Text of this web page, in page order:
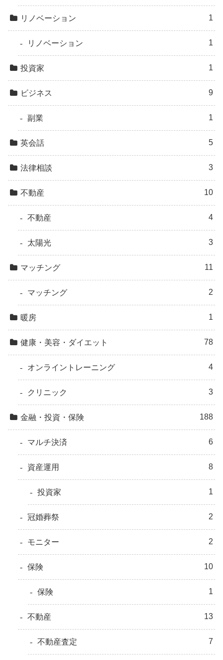
リノベーション 1
リノベーション 1
投資家 1
ビジネス 9
副業 1
英会話 5
法律相談 3
不動産 10
不動産 4
太陽光 3
マッチング 11
マッチング 2
暖房 1
健康・美容・ダイエット 78
オンライントレーニング 4
クリニック 3
金融・投資・保険 188
マルチ決済 6
資産運用 8
投資家 1
冠婚葬祭 2
モニター 2
保険 10
保険 1
不動産 13
不動産査定 7